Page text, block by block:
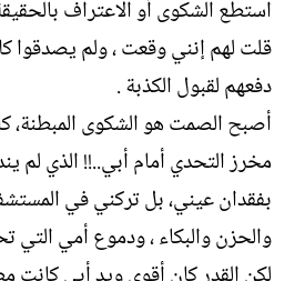
استطع الشكوى أو الاعتراف
قلت لهم إنني وقعت ، ولم يصدقوا
دفعهم لقبول الكذبة .
أصبح الصمت هو الشكوى المبطنة،
مخرز التحدي أمام أبي..!! الذي لم
بفقدان عيني، بل تركني في
والحزن والبكاء ، ودموع أمي التي